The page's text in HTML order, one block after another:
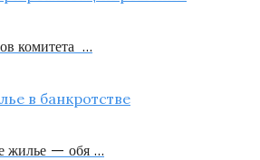
комитета …
жилье — обя …